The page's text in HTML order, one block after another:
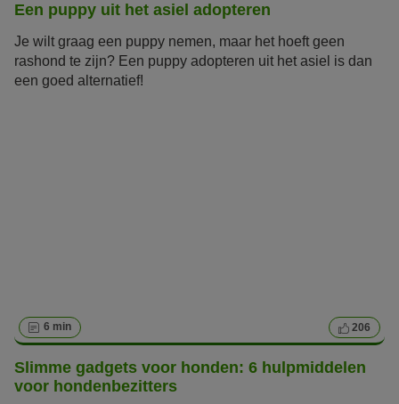
Een puppy uit het asiel adopteren
Je wilt graag een puppy nemen, maar het hoeft geen
rashond te zijn? Een puppy adopteren uit het asiel is dan
een goed alternatief!
6 min 206
Slimme gadgets voor honden: 6 hulpmiddelen
voor hondenbezitters